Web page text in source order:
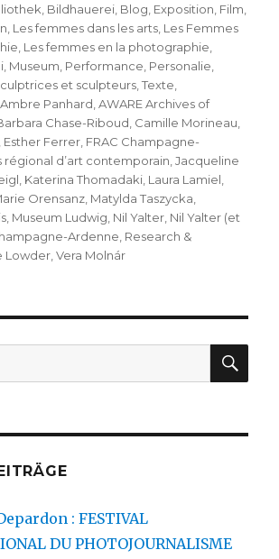
, Bildhauerei, Blog, Exposition, Film,
, Les femmes dans les arts, Les Femmes
, Les femmes en la photographie,
, Museum, Performance, Personalie,
et sculpteurs,Texte,
Schlagwörter
Ambre Panhard,AWARE Archives of
Chase-Riboud, Camille Morineau,
, Esther Ferrer, FRAC Champagne-
régional d’art contemporain,Jacqueline
, Katerina Thomadaki, Laura Lamiel,
Orensanz, Matylda Taszycka,
, Museum Ludwig, Nil Yalter, Nil Yalter (et
Ardenne, Research &
Lowder,Vera Molnár
: FESTIVAL
DU PHOTOJOURNALISME